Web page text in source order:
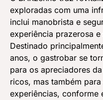
exploradas com uma
inclui manobrista e
experiência prazerosa
Destinado
anos, o gastrobar se
para os apreciadores
ricos, mas também
experiências, conforme